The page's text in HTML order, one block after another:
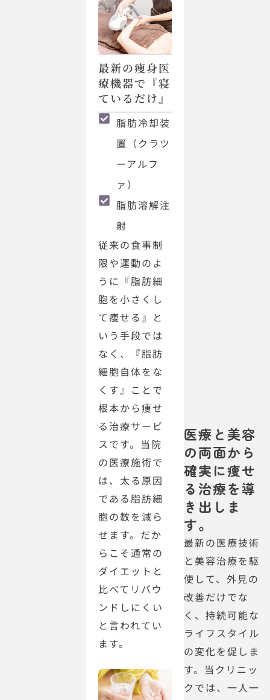
最新の痩身医
療機器で『寝
ているだけ』
脂肪冷却装
置（クラツ
ーアルフ
ァ）
脂肪溶解注
射
従来の食事制
限や運動のよ
うに『脂肪細
胞を小さくし
て痩せる』と
いう手段では
なく、『脂肪
細胞自体をな
くす』ことで
根本から痩せ
る治療サービ
スです。当院
の医療施術で
は、太る原因
である脂肪細
胞の数を減ら
せます。だか
らこそ通常の
ダイエットと
比べてリバウ
ンドしにくい
と言われてい
ます。
医療と美容
の両面から
確実に痩せ
る治療を導
き出しま
す。
最新の医療技術
と美容治療を駆
使して、外見の
改善だけでな
く、持続可能な
ライフスタイル
の変化を促しま
す。当クリニッ
クでは、一人一